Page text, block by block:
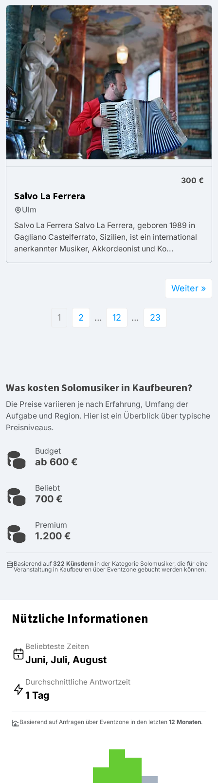
300 €
Salvo La Ferrera
Ulm
Salvo La Ferrera Salvo La Ferrera, geboren 1989 in
Gagliano Castelferrato, Sizilien, ist ein international
anerkannter Musiker, Akkordeonist und Ko...
1 2 … 12 … 23
Weiter »
Was kosten Solomusiker in Kaufbeuren?
Die Preise variieren je nach Erfahrung, Umfang der
Aufgabe und Region. Hier ist ein Überblick über typische
Preisniveaus.
Budget
ab 600 €
Beliebt
700 €
Premium
1.200 €
Basierend auf 322 Künstlern in der Kategorie Solomusiker, die für eine
Veranstaltung in Kaufbeuren über Eventzone gebucht werden können.
Nützliche Informationen
Beliebteste Zeiten
Juni, Juli, August
Durchschnittliche Antwortzeit
1 Tag
Basierend auf Anfragen über Eventzone in den letzten 12 Monaten.